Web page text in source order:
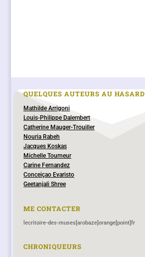
QUELQUES AUTEURS AU HASARD
Mathilde Arrigoni
Louis-Philippe Dalembert
Catherine Mauger-Trouiller
Nouria Rabeh
Jacques Koskas
Michelle Tourneur
Carine Fernandez
Conceiçao Evaristo
Geetanjali Shree
ME CONTACTER
lecritoire-des-muses[arobaze]orange[point]fr
CHRONIQUEURS